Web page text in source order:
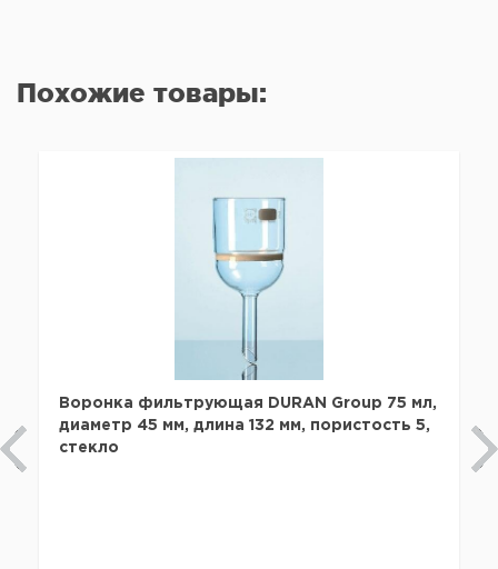
Похожие товары:
Воронка фильтрующая DURAN Group 75 мл,
диаметр 45 мм, длина 132 мм, пористость 5,
стекло